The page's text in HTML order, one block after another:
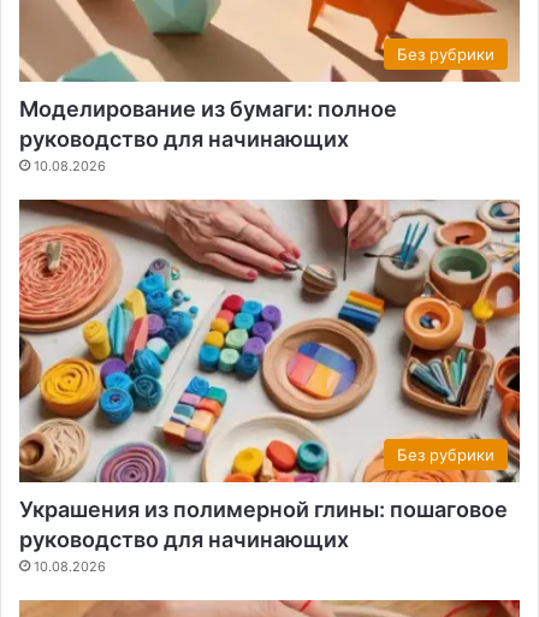
Без рубрики
Моделирование из бумаги: полное
руководство для начинающих
10.08.2026
Без рубрики
Украшения из полимерной глины: пошаговое
руководство для начинающих
10.08.2026